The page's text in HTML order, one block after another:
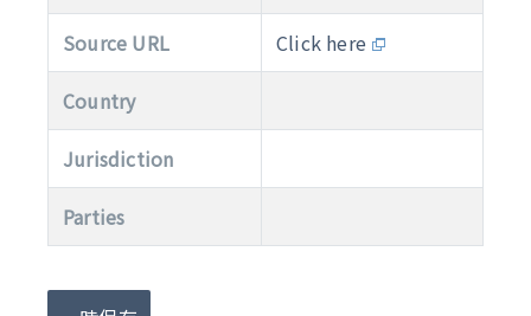
Source URL Click here
Country
Jurisdiction
Parties